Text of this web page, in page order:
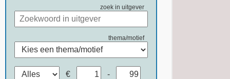
zoek in uitgever
thema/motief
€ -